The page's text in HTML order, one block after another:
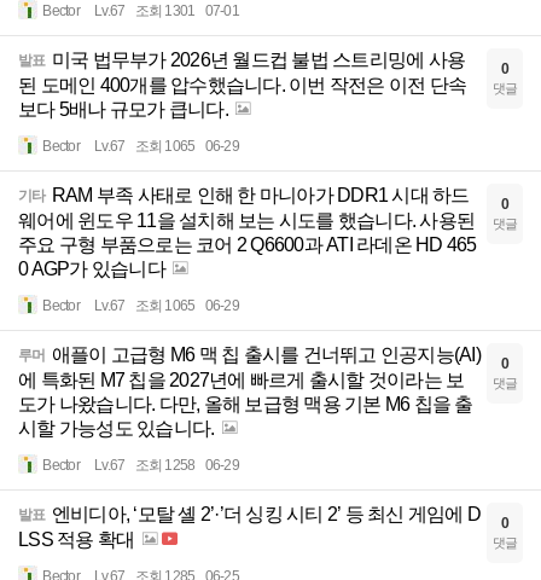
Bector Lv.67 조회 1301 07-01
발표 미국 법무부가 2026년 월드컵 불법 스트리밍에 사용
된 도메인 400개를 압수했습니다. 이번 작전은 이전 단속
보다 5배나 규모가 큽니다.
Bector Lv.67 조회 1065 06-29
0
댓글
기타 RAM 부족 사태로 인해 한 마니아가 DDR1 시대 하드
웨어에 윈도우 11을 설치해 보는 시도를 했습니다. 사용된
주요 구형 부품으로는 코어 2 Q6600과 ATI 라데온 HD 465
0 AGP가 있습니다
Bector Lv.67 조회 1065 06-29
0
댓글
루머 애플이 고급형 M6 맥 칩 출시를 건너뛰고 인공지능(AI)
에 특화된 M7 칩을 2027년에 빠르게 출시할 것이라는 보
도가 나왔습니다. 다만, 올해 보급형 맥용 기본 M6 칩을 출
시할 가능성도 있습니다.
Bector Lv.67 조회 1258 06-29
0
댓글
발표 엔비디아, ‘모탈 셸 2’·’더 싱킹 시티 2’ 등 최신 게임에 D
LSS 적용 확대
Bector Lv.67 조회 1285 06-25
0
댓글